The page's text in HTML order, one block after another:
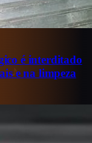
♪ é interditado
e na limpeza